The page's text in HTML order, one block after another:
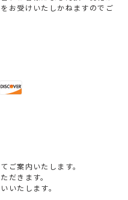
お受けいたしかねますのでご
ご案内いたします。
だきます。
いたします。